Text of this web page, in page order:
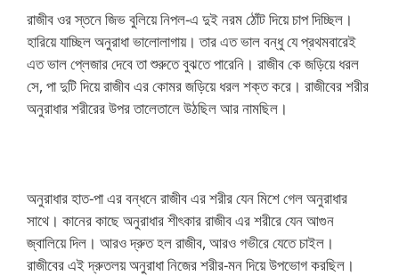
রাজীব ওর স্তনে জিভ বুলিয়ে নিপল-এ দুই নরম ঠোঁট দিয়ে চাপ দিচ্ছিল।
হারিয়ে যাচ্ছিল অনুরাধা ভালোলাগায়। তার এত ভাল বন্ধু যে প্রথমবারেই
এত ভাল প্লেজার দেবে তা শুরুতে বুঝতে পারেনি। রাজীব কে জড়িয়ে ধরল
সে, পা দুটি দিয়ে রাজীব এর কোমর জড়িয়ে ধরল শক্ত করে। রাজীবের শরীর
অনুরাধার শরীরের উপর তালেতালে উঠছিল আর নামছিল।
অনুরাধার হাত-পা এর বন্ধনে রাজীব এর শরীর যেন মিশে গেল অনুরাধার
সাথে। কানের কাছে অনুরাধার শীৎকার রাজীব এর শরীরে যেন আগুন
জ্বালিয়ে দিল। আরও দ্রুত হল রাজীব, আরও গভীরে যেতে চাইল।
রাজীবের এই দ্রুতলয় অনুরাধা নিজের শরীর-মন দিয়ে উপভোগ করছিল।